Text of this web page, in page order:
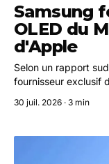
Samsung
OLED du
d'Apple
Selon un rapport
fournisseur exclusif
évaluation.
30 juil. 2026 · 3 min